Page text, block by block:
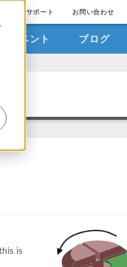
サポート お問い合わせ
イベント ブログ
is